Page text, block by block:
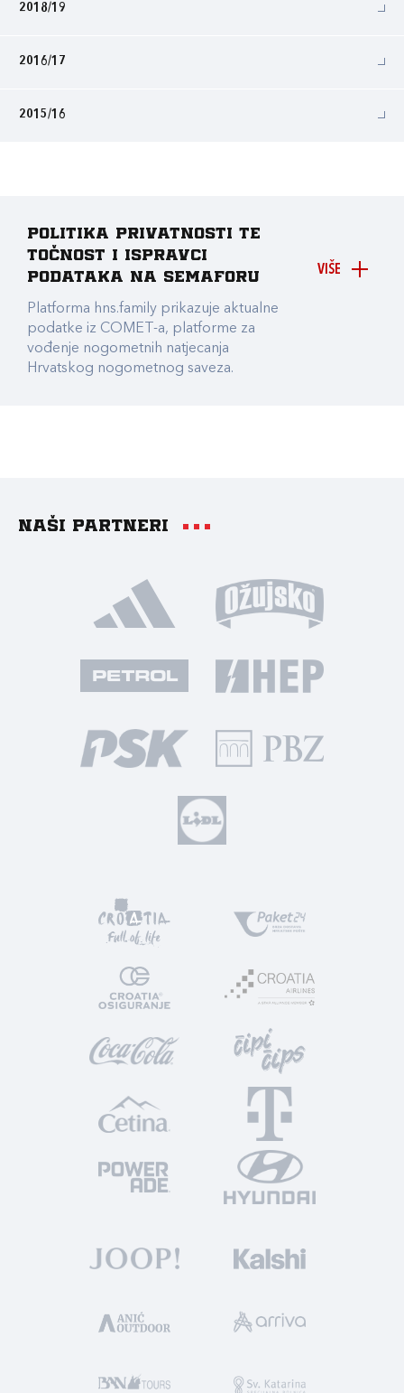
2018/19
2016/17
2015/16
VIŠE
Politika privatnosti te
točnost i ispravci
podataka na Semaforu
Platforma hns.family prikazuje aktualne
podatke iz COMET-a, platforme za
vođenje nogometnih natjecanja
Hrvatskog nogometnog saveza.
Naši partneri